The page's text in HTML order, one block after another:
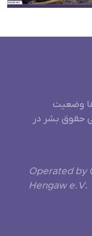
وضعیت
حقوق بشر در
Operated by
Hengaw e.V.